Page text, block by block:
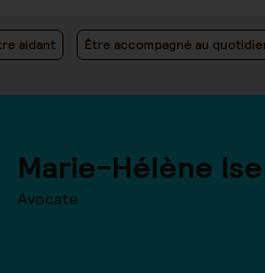
aidant Être accompagné au
Marie-Hélène
Avocate